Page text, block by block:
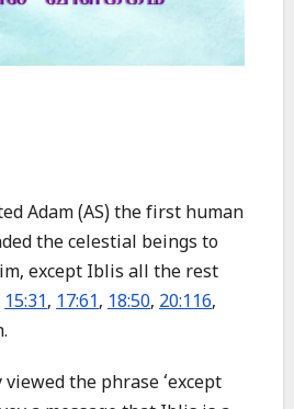
Adam (AS) the first human
the celestial beings to
except Iblis all the rest
15:31, 17:61, 18:50, 20:116,
the phrase ‘except